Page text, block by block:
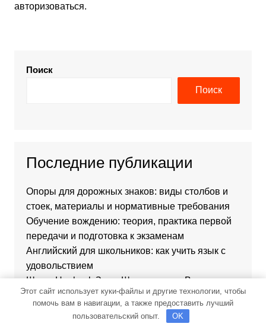
авторизоваться.
Поиск
Поиск
Последние публикации
Опоры для дорожных знаков: виды столбов и
стоек, материалы и нормативные требования
Обучение вождению: теория, практика первой
передачи и подготовка к экзаменам
Английский для школьников: как учить язык с
удовольствием
Шины Hankook Зима Шипованные: Ваш
Надежный Партнёр на Снежных Дорогах
Скупка и прием радиодеталей у населения
Этот сайт использует куки-файлы и другие технологии, чтобы
помочь вам в навигации, а также предоставить лучший
пользовательский опыт.
OK